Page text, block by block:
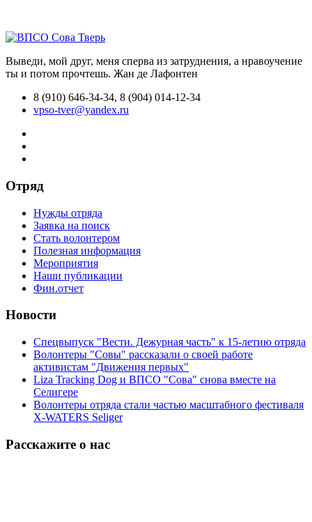
Выведи, мой друг, меня сперва из затруднения, а нравоучение
ты и потом прочтешь. Жан де Лафонтен
8 (910) 646-34-34, 8 (904) 014-12-34
vpso-tver@yandex.ru
Отряд
Нужды отряда
Заявка на поиск
Стать волонтером
Полезная информация
Мероприятия
Наши публикации
Фин.отчет
Новости
Спецвыпуск "Вести. Дежурная часть" к 15-летию отряда
Волонтеры "Совы" рассказали о своей работе
активистам "Движения первых"
Liza Tracking Dog и ВПСО "Сова" снова вместе на
Селигере
Волонтеры отряда стали частью масштабного фестиваля
X-WATERS Seliger
Расскажите о нас